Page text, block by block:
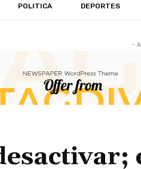
POLITICA DEPORTES
-